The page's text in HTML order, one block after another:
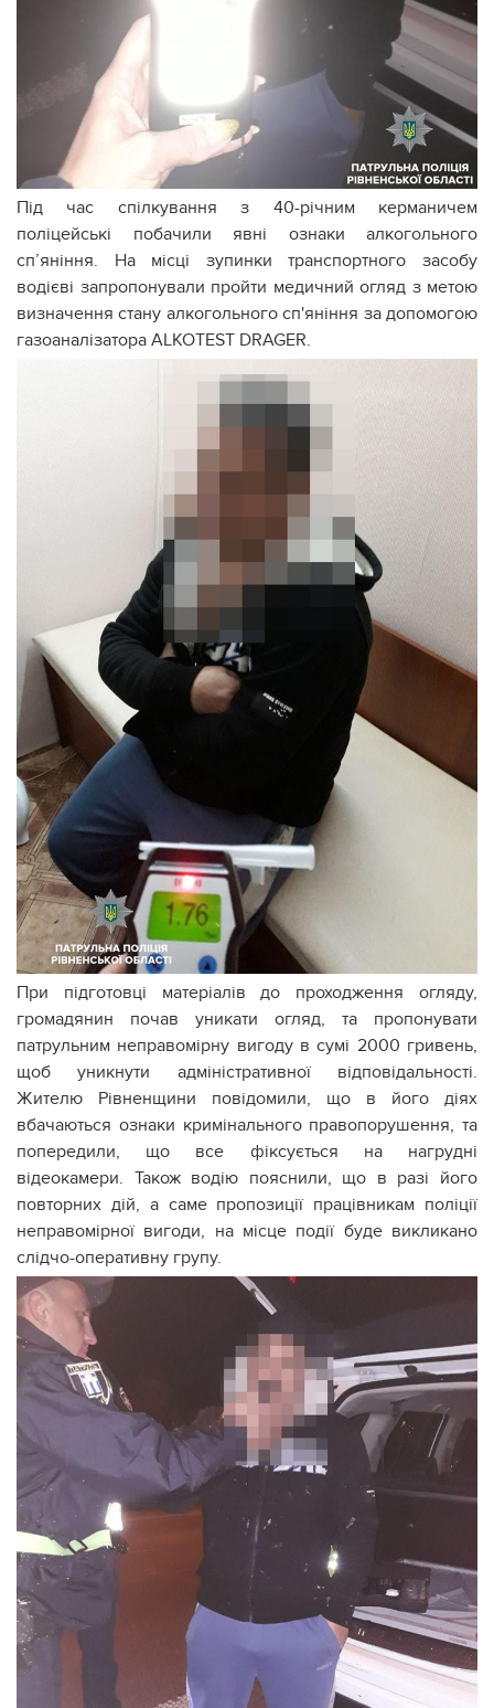
Під час спілкування з 40-річним керманичем
поліцейські побачили явні ознаки алкогольного
сп’яніння. На місці зупинки транспортного засобу
водієві запропонували пройти медичний огляд з метою
визначення стану алкогольного сп'яніння за допомогою
газоаналізатора ALKOTEST DRAGER.
При підготовці матеріалів до проходження огляду,
громадянин почав уникати огляд, та пропонувати
патрульним неправомірну вигоду в сумі 2000 гривень,
щоб уникнути адміністративної відповідальності.
Жителю Рівненщини повідомили, що в його діях
вбачаються ознаки кримінального правопорушення, та
попередили, що все фіксується на нагрудні
відеокамери. Також водію пояснили, що в разі його
повторних дій, а саме пропозиції працівникам поліції
неправомірної вигоди, на місце події буде викликано
слідчо-оперативну групу.